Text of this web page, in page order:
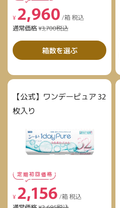
¥ 2,960 /箱 税込
通常価格¥3,700税込
箱数を選ぶ
【公式】ワンデーピュア 32
枚入り
¥ 2,156 /箱 税込